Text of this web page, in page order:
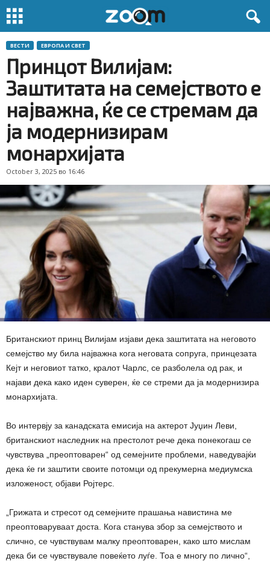
ВЕСТИ ЕВРОПА И СВЕТ
Принцот Вилијам:
Заштитата на семејството е
најважна, ќе се стремам да
ја модернизирам
монархијата
October 3, 2025 во 16:46
Британскиот принц Вилијам изјави дека заштитата на неговото
семејство му била најважна кога неговата сопруга, принцезата
Кејт и неговиот татко, кралот Чарлс, се разболела од рак, и
најави дека како иден суверен, ќе се стреми да ја модернизира
монархијата.
Во интервју за канадската емисија на актерот Јуџин Леви,
британскиот наследник на престолот рече дека понекогаш се
чувствува „преоптоварен“ од семејните проблеми, наведувајќи
дека ќе ги заштити своите потомци од прекумерна медиумска
изложеност, објави Ројтерс.
„Грижата и стресот од семејните прашања навистина ме
преоптоваруваат доста. Кога станува збор за семејството и
слично, се чувствувам малку преоптоварен, како што мислам
дека би се чувствувале повеќето луѓе. Тоа е многу по лично“,